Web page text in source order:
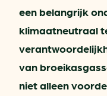
een belangrijk
klimaatneutraal
van
niet alleen